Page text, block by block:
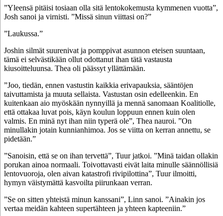
”Yleensä pitäisi tosiaan olla sitä lentokokemusta kymmenen vuotta”,
Josh sanoi ja virnisti. ”Missä sinun viittasi on?”
”Laukussa.”
Joshin silmät suurenivat ja pomppivat asunnon eteisen suuntaan,
tämä ei selvästikään ollut odottanut ihan tätä vastausta
kiusoitteluunsa. Thea oli päässyt yllättämään.
”Joo, tiedän, ennen vastustin kaikkia erivapauksia, sääntöjen
taivuttamista ja muuta sellaista. Vastustan osin edelleenkin. En
kuitenkaan aio myöskään nynnyillä ja mennä sanomaan Koalitiolle,
että ottakaa luvat pois, käyn koulun loppuun ennen kuin olen
valmis. En minä nyt ihan niin typerä ole”, Thea nauroi. ”On
minullakin jotain kunnianhimoa. Jos se viitta on kerran annettu, se
pidetään.”
”Sanoisin, että se on ihan tervettä”, Tuur jatkoi. ”Minä taidan ollakin
porukan ainoa normaali. Toivottavasti eivät laita minulle säännöllisiä
lentovuoroja, olen aivan katastrofi rivipilottina”, Tuur ilmoitti,
hymyn väistymättä kasvoilta piirunkaan verran.
”Se on sitten yhteistä minun kanssani”, Linn sanoi. ”Ainakin jos
vertaa meidän kahteen supertähteen ja yhteen kapteeniin.”